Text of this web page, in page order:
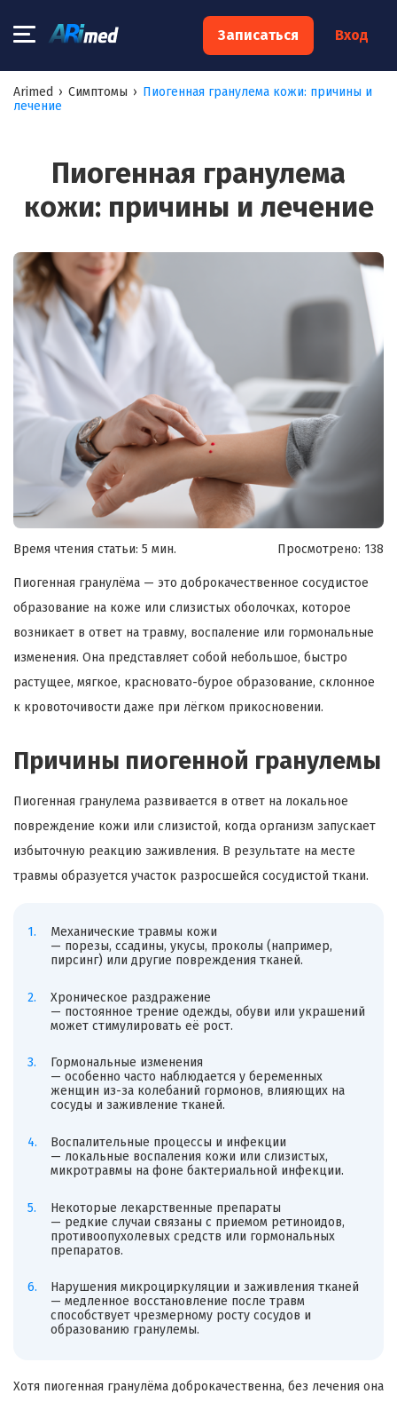
Записаться Вход
Arimed › Симптомы › Пиогенная гранулема кожи: причины и
лечение
Пиогенная гранулема
кожи: причины и лечение
Время чтения статьи: 5 мин. Просмотрено: 138
Пиогенная гранулёма — это доброкачественное сосудистое
образование на коже или слизистых оболочках, которое
возникает в ответ на травму, воспаление или гормональные
изменения. Она представляет собой небольшое, быстро
растущее, мягкое, красновато-бурое образование, склонное
к кровоточивости даже при лёгком прикосновении.
Причины пиогенной гранулемы
Пиогенная гранулема развивается в ответ на локальное
повреждение кожи или слизистой, когда организм запускает
избыточную реакцию заживления. В результате на месте
травмы образуется участок разросшейся сосудистой ткани.
Механические травмы кожи
— порезы, ссадины, укусы, проколы (например,
пирсинг) или другие повреждения тканей.
Хроническое раздражение
— постоянное трение одежды, обуви или украшений
может стимулировать её рост.
Гормональные изменения
— особенно часто наблюдается у беременных
женщин из-за колебаний гормонов, влияющих на
сосуды и заживление тканей.
Воспалительные процессы и инфекции
— локальные воспаления кожи или слизистых,
микротравмы на фоне бактериальной инфекции.
Некоторые лекарственные препараты
— редкие случаи связаны с приемом ретиноидов,
противоопухолевых средств или гормональных
препаратов.
Нарушения микроциркуляции и заживления тканей
— медленное восстановление после травм
способствует чрезмерному росту сосудов и
образованию гранулемы.
Хотя пиогенная гранулёма доброкачественна, без лечения она
×
Запишитесь на консультацию к
Ваш телефон:*
Ваш e-mail:*
Я согласен на обработку моих персональных данных